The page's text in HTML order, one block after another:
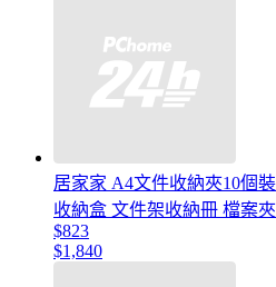
居家家 A4文件收納夾10個
收納盒 文件架收納冊 檔案
$823
$1,840